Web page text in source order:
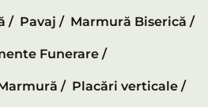
/ Pavaj / Marmură Biserică /
Funerare /
/ Placări verticale /